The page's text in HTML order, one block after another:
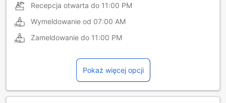
Recepcja otwarta do 11:00 PM
Wymeldowanie od 07:00 AM
Zameldowanie do 11:00 PM
Pokaż więcej opcji